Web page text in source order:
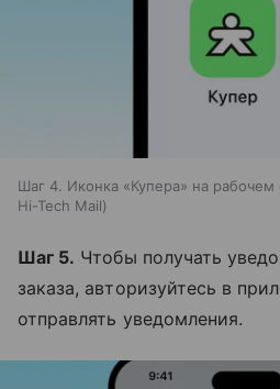
Шаг 4. Иконка «Купера» на рабочем
Hi-Tech Mail
Шаг 5. Чтобы получать
заказа, авторизуйтесь в
отправлять уведомления.